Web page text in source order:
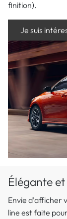
finition).
Je suis
Élégante
Envie d’afficher
line est faite